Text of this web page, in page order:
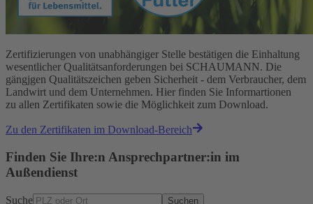
Zertifizierungen von unabhängiger Stelle bestätigen die Einhaltung
wesentlicher Qualitätsanforderungen bei SCHAUMANN. Die
gängjgen Qualitätszeichen geben Sicherheit - dem Verbraucher, dem
Landwirt und dem Unternehmen. Hier finden Sie Informartionen
zu allen Zertifikaten sowie die Möglichkeit zum Download.
Zu den Zertifikaten im Download-Bereich
Finden Sie Ihre:n Ansprechpartner:in im
Außendienst
Suche Suchen